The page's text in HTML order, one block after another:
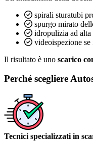
spirali sturatubi
spurgo mirato
idropulizia ad alta
videoispezione
Il risultato è uno scarico
Perché scegliere
Tecnici specializzati in